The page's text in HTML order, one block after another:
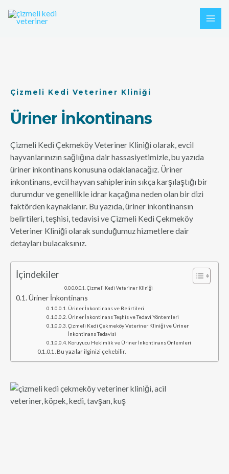
atla
Çizmeli Kedi Veteriner Kliniği
Üriner İnkontinans
Çizmeli Kedi Çekmeköy Veteriner Kliniği olarak, evcil
hayvanlarınızın sağlığına dair hassasiyetimizle, bu yazıda
üriner inkontinans konusuna odaklanacağız. Üriner
inkontinans, evcil hayvan sahiplerinin sıkça karşılaştığı bir
durumdur ve genellikle idrar kaçağına neden olan bir dizi
faktörden kaynaklanır. Bu yazıda, üriner inkontinansın
belirtileri, teşhisi, tedavisi ve Çizmeli Kedi Çekmeköy
Veteriner Kliniği olarak sunduğumuz hizmetlere dair
detayları bulacaksınız.
İçindekiler
Çizmeli Kedi Veteriner Kliniği
Üriner İnkontinans
Üriner İnkontinans ve Belirtileri
Üriner İnkontinans Teşhis ve Tedavi Yöntemleri
Çizmeli Kedi Çekmeköy Veteriner Kliniği ve Üriner
İnkontinans Tedavisi
Koruyucu Hekimlik ve Üriner İnkontinans Önlemleri
Bu yazılar ilginizi çekebilir.